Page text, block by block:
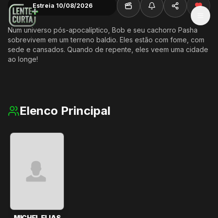
Estreia 10/08/2026
Num universo pós-apocalíptico, Bob e seu cachorro Pasha
sobrevivem em um terreno baldio. Eles estão com fome, com
sede e cansados. Quando de repente, eles veem uma cidade
ao longe!
Elenco Principal